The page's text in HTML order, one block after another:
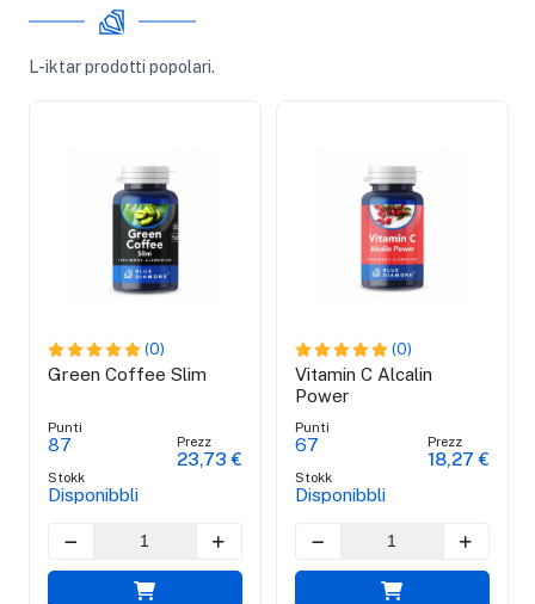
L-iktar prodotti popolari.
(0)
Green Coffee Slim
Punti
87
Stokk
Disponibbli
Prezz
23,73 €
(0)
Vitamin C Alcalin
Power
Punti
67
Stokk
Disponibbli
Prezz
18,27 €